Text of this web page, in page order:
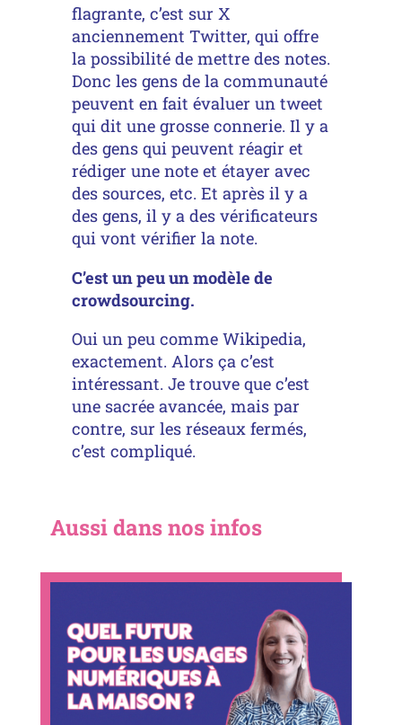
flagrante, c’est sur X
anciennement Twitter, qui offre
la possibilité de mettre des notes.
Donc les gens de la communauté
peuvent en fait évaluer un tweet
qui dit une grosse connerie. Il y a
des gens qui peuvent réagir et
rédiger une note et étayer avec
des sources, etc. Et après il y a
des gens, il y a des vérificateurs
qui vont vérifier la note.
C’est un peu un modèle de
crowdsourcing.
Oui un peu comme Wikipedia,
exactement. Alors ça c’est
intéressant. Je trouve que c’est
une sacrée avancée, mais par
contre, sur les réseaux fermés,
c’est compliqué.
Aussi dans nos infos